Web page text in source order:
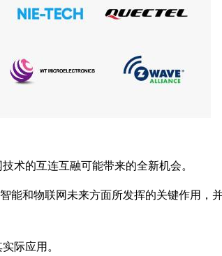
术的互连互融可能带来的全新机会。
能和物联网未来方面所发挥的关键作用，
际应用。